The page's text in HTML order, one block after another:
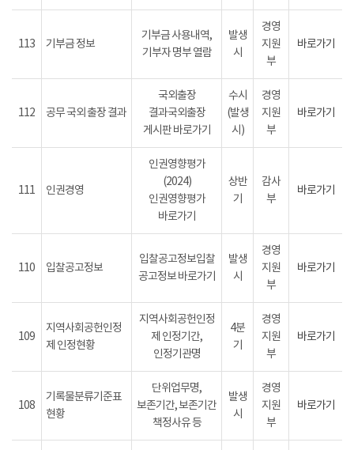
113 기부금 정보
기부금 사용내역,
기부자 명부 열람
발생
시
경영
지원
부
바로가기
112 공무 국외 출장 결과
국외출장
결과국외출장
게시판 바로가기
수시
(발생
시)
경영
지원
부
바로가기
111 인권경영
인권영향평가
(2024)
인권영향평가
바로가기
상반
기
감사
부
바로가기
110 입찰공고정보
입찰공고정보입찰
공고정보 바로가기
발생
시
경영
지원
부
바로가기
109
지역사회공헌인정
제 인정현황
지역사회공헌인정
제 인정기간,
인정기관명
4분
기
경영
지원
부
바로가기
108
기록물분류기준표
현황
단위업무명,
보존기간, 보존기간
책정사유 등
발생
시
경영
지원
부
바로가기